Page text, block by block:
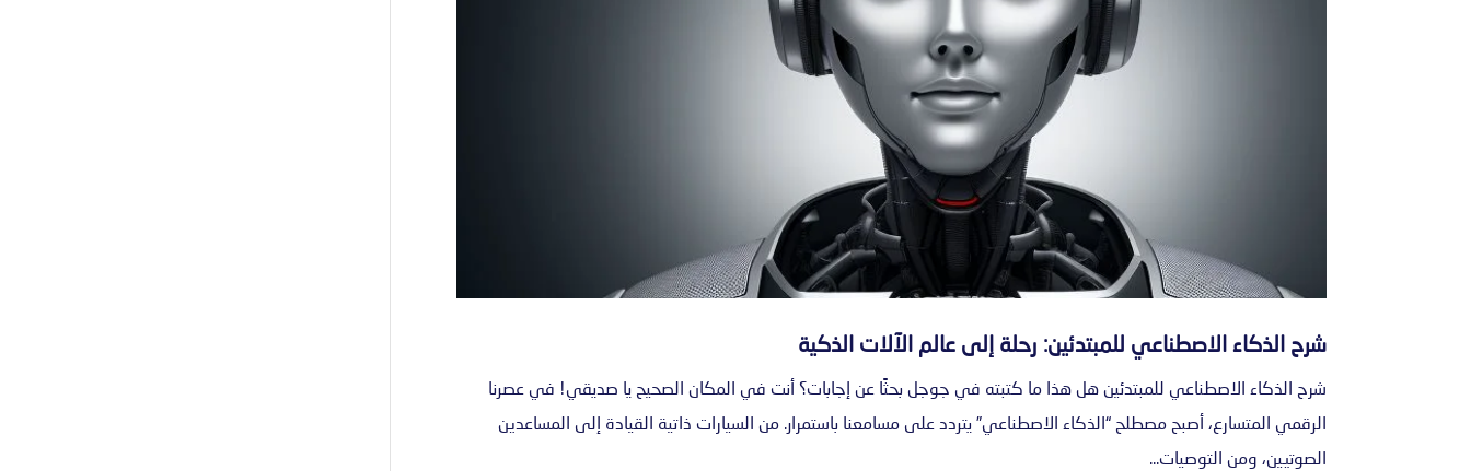
شرح الذكاء الاصطناعي للمبتدئين: رحلة إلى عالم الآلات الذكية
شرح الذكاء الاصطناعي للمبتدئين هل هذا ما كتبته في جوجل بحثًا عن إجابات؟ أنت في المكان الصحيح يا صديقي! في عصرنا
الرقمي المتسارع، أصبح مصطلح “الذكاء الاصطناعي” يتردد على مسامعنا باستمرار. من السيارات ذاتية القيادة إلى المساعدين
الصوتيين، ومن التوصيات...